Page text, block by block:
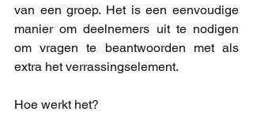
van een groep. Het is een eenvoudige
manier om deelnemers uit te nodigen
om vragen te beantwoorden met als
extra het verrassingselement.
Hoe werkt het?